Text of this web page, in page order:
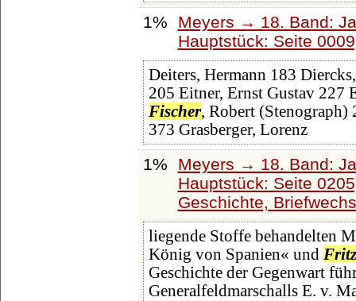
1%
Meyers → 18. Band:
Hauptstück: Seite
Deiters, Hermann 183
205 Eitner, Ernst Gustav 227
Fischer, Robert (Stenograph)
373 Grasberger, Lorenz
1%
Meyers → 18. Band:
Hauptstück: Seite
Geschichte,
liegende Stoffe behandelten
König von Spanien« und Fritz
Geschichte der Gegenwart
Generalfeldmarschalls E. v.